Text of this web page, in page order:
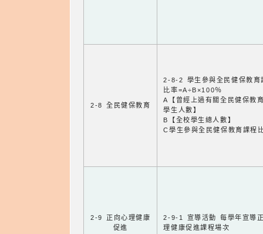
2-8 全民健保教育
2-8-2 學生參與全民健保教育
比率=A÷B×100％
A【曾經上過有關全民健保教
學生人數】
B【全校學生總人數】
C學生參與全民健保教育課程
2-9 正向心理健康
促進
2-9-1 宣導活動 每學年宣導
理健康促進課程場次